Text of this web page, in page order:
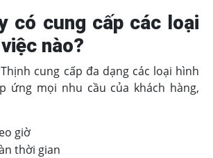
có cung cấp các loại
nào?
cung cấp đa dạng các loại hình
ứng mọi nhu cầu của khách hàng,
giờ
thời gian